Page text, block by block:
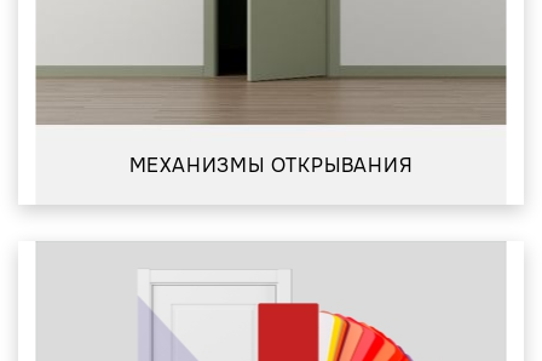
МЕХАНИЗМЫ ОТКРЫВАНИЯ